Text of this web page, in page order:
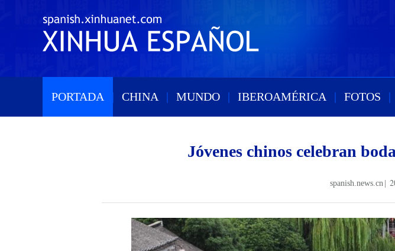
PORTADA | CHINA | MUNDO | IBEROAMÉRICA | FOTOS |
Jóvenes chinos celebran
spanish.news.cn